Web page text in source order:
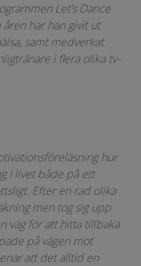
Let’s Dance
har han givit ut
samt medverkat
i flera olika tv-
hur
i livet både på ett
Efter en rad olika
men tog sig upp
väg för att hitta tillbaka
på vägen mot
att det alltid en